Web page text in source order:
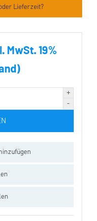
Lieferzeit?
MwSt. 19%